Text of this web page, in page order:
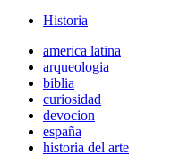
Historia
america latina
arqueologia
biblia
curiosidad
devocion
españa
historia del arte